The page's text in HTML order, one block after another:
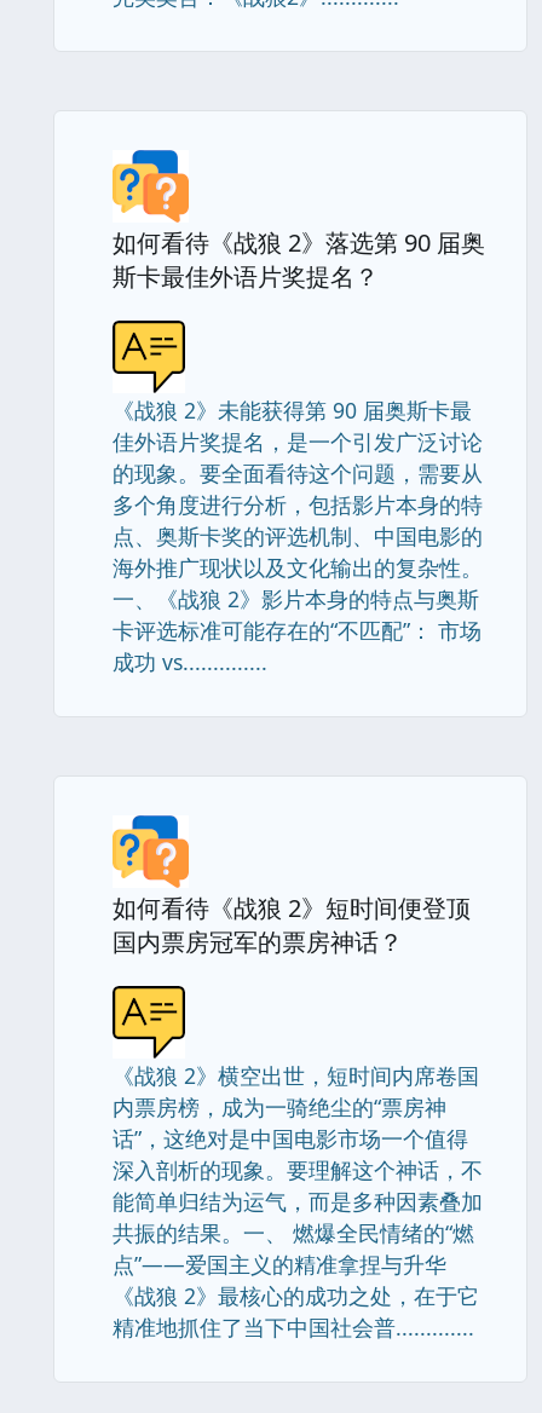
如何看待《战狼 2》落选第 90 届奥
斯卡最佳外语片奖提名？
《战狼 2》未能获得第 90 届奥斯卡最
佳外语片奖提名，是一个引发广泛讨论
的现象。要全面看待这个问题，需要从
多个角度进行分析，包括影片本身的特
点、奥斯卡奖的评选机制、中国电影的
海外推广现状以及文化输出的复杂性。
一、《战狼 2》影片本身的特点与奥斯
卡评选标准可能存在的“不匹配”： 市场
成功 vs..............
如何看待《战狼 2》短时间便登顶
国内票房冠军的票房神话？
《战狼 2》横空出世，短时间内席卷国
内票房榜，成为一骑绝尘的“票房神
话”，这绝对是中国电影市场一个值得
深入剖析的现象。要理解这个神话，不
能简单归结为运气，而是多种因素叠加
共振的结果。一、 燃爆全民情绪的“燃
点”——爱国主义的精准拿捏与升华
《战狼 2》最核心的成功之处，在于它
精准地抓住了当下中国社会普.............